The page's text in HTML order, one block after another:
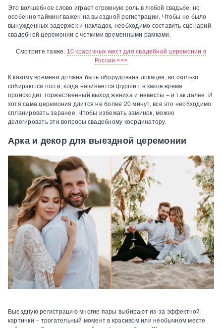
Это волшебное слово играет огромную роль в любой свадьбе, но
особенно тайминг важен на выездной регистрации. Чтобы не было
вынужденных задержек и накладок, необходимо составить сценарий
свадебной церемонии с четкими временными рамками.
Смотрите также: 10 красочных мест для свадебной церемонии в
России >>>
К какому времени должна быть оборудована локация, во сколько
собираются гости, когда начинается фуршет, в какое время
происходит торжественный выход жениха и невесты – и так далее. И
хотя сама церемония длится не более 20 минут, все это необходимо
спланировать заранее. Чтобы избежать заминок, можно
делегировать эти вопросы свадебному координатору.
Арка и декор для выездной церемонии
Выездную регистрацию многие пары выбирают из-за эффектной
картинки – трогательный момент в красивом или необычном месте